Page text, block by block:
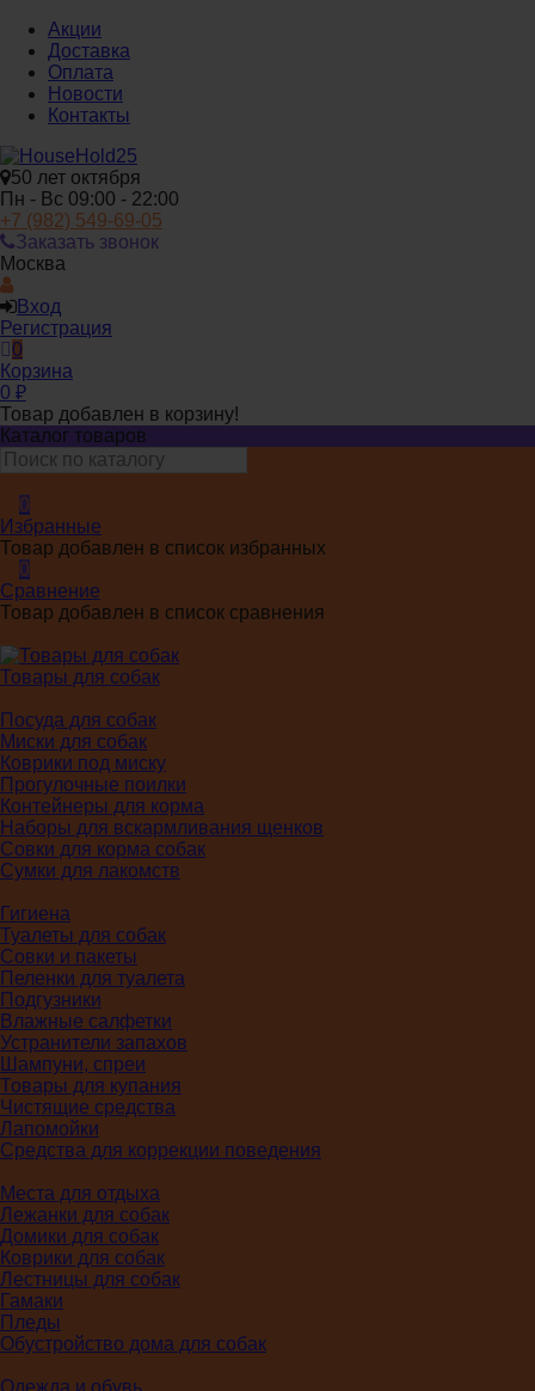
Акции
Доставка
Оплата
Новости
Контакты
50 лет октября
Пн - Вс 09:00 - 22:00
+7 (982) 549-69-05
Заказать звонок
Москва
Вход
Регистрация
0
Корзина
0 ₽
Товар добавлен в корзину!
Каталог товаров
0
Избранные
Товар добавлен в список избранных
0
Сравнение
Товар добавлен в список сравнения
Товары для собак
Посуда для собак
Миски для собак
Коврики под миску
Прогулочные поилки
Контейнеры для корма
Наборы для вскармливания щенков
Совки для корма собак
Сумки для лакомств
Гигиена
Туалеты для собак
Совки и пакеты
Пеленки для туалета
Подгузники
Влажные салфетки
Устранители запахов
Шампуни, спреи
Товары для купания
Чистящие средства
Лапомойки
Средства для коррекции поведения
Места для отдыха
Лежанки для собак
Домики для собак
Коврики для собак
Лестницы для собак
Гамаки
Пледы
Обустройство дома для собак
Одежда и обувь